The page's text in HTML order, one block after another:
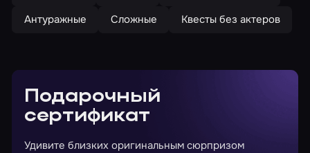
Антуражные
Сложные Квесты без актеров
Подарочный
сертификат
Удивите близких оригинальным сюрпризом